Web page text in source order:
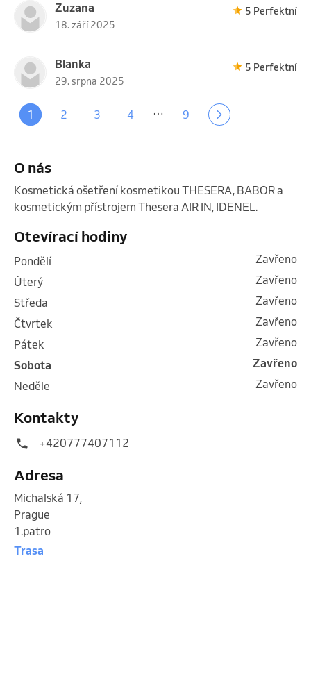
Zuzana
18. září 2025
5 Perfektní
Blanka
29. srpna 2025
5 Perfektní
1 2 3 4 … 9
O nás
Kosmetická ošetření kosmetikou THESERA, BABOR a
kosmetickým přístrojem Thesera AIR IN, IDENEL.
Otevírací hodiny
pondělí
Zavřeno
úterý
Zavřeno
středa
Zavřeno
čtvrtek
Zavřeno
pátek
Zavřeno
sobota
Zavřeno
neděle
Zavřeno
Kontakty
+420777407112
Adresa
Michalská 17,
Prague
1.patro
Trasa